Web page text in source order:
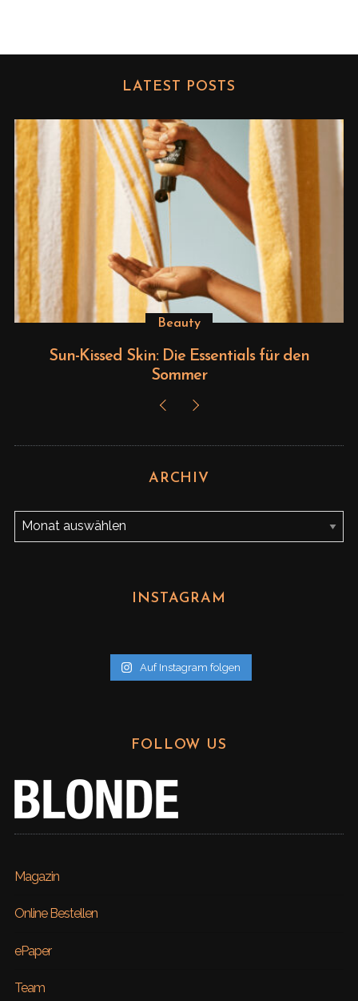
LATEST POSTS
Beauty
Die Essentials für den
Back to the 90s
ARCHIV
A
r
INSTAGRAM
Auf Instagram folgen
FOLLOW US
Magazin
Online Bestellen
ePaper
Team